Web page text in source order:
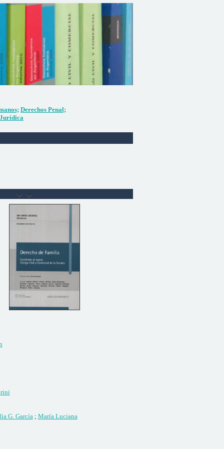
Derechos Penal;
G. García ; María Luciana